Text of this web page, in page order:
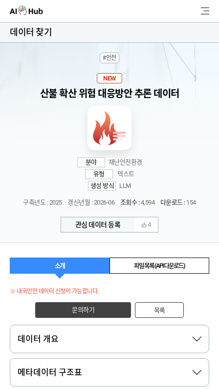
AI-Hub
AI 데이터찾기
색
데이터 찾기
#안전
NEW
산불 확산 위험 대응방안 추론 데이터
분야
재난안전환경
유형
텍스트
생성 방식
LLM
구축년도 : 2025 갱신년월 : 2026-06 조회수 :4,594 다운로드 :154
관심 데이터 등록 4
소개 파일 목록 (API 다운로드)
※ 내국인만 데이터 신청이 가능합니다.
문의하기 목록
데이터 개요
메타데이터 구조표